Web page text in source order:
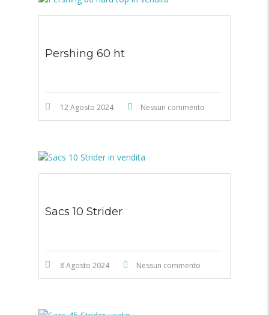
Pershing 60 ht
12 Agosto 2024 Nessun commento
Sacs 10 Strider
8 Agosto 2024 Nessun commento